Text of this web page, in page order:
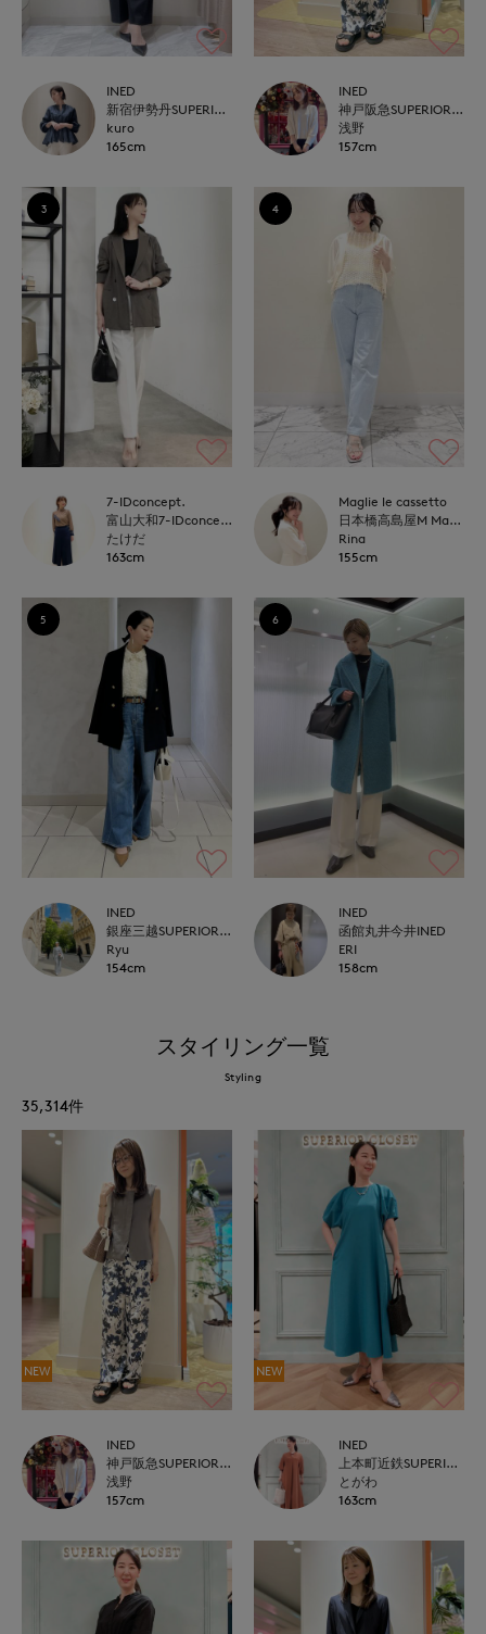
INED
新宿伊勢丹SUPERIOR CLOSET
kuro
165cm
INED
神戸阪急SUPERIORCLOSET
浅野
157cm
3
7-IDconcept.
富山大和7-IDconcept.
たけだ
163cm
4
Maglie le cassetto
日本橋高島屋M Maglie le cassetto
Rina
155cm
5
INED
銀座三越SUPERIOR CLOSET GINZA
Ryu
154cm
6
INED
函館丸井今井INED
ERI
158cm
スタイリング一覧
Styling
35,314件
NEW
INED
神戸阪急SUPERIORCLOSET
浅野
157cm
NEW
INED
上本町近鉄SUPERIORCLOSET
とがわ
163cm